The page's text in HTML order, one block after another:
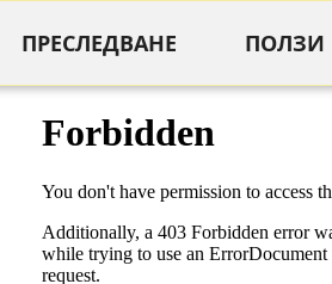
ПРЕСЛЕДВАНЕ ПОЛЗИ